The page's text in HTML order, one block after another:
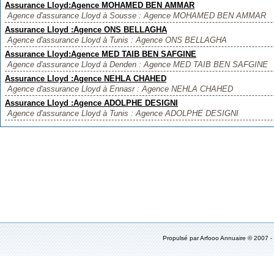
Assurance Lloyd:Agence MOHAMED BEN AMMAR
Agence d'assurance Lloyd à Sousse : Agence MOHAMED BEN AMMAR
Assurance Lloyd :Agence ONS BELLAGHA
Agence d'assurance Lloyd à Tunis : Agence ONS BELLAGHA
Assurance Lloyd:Agence MED TAIB BEN SAFGINE
Agence d'assurance Lloyd à Denden : Agence MED TAIB BEN SAFGINE
Assurance Lloyd :Agence NEHLA CHAHED
Agence d'assurance Lloyd à Ennasr : Agence NEHLA CHAHED
Assurance Lloyd :Agence ADOLPHE DESIGNI
Agence d'assurance Lloyd à Tunis : Agence ADOLPHE DESIGNI
Propulsé parArfooo Annuaire © 2007